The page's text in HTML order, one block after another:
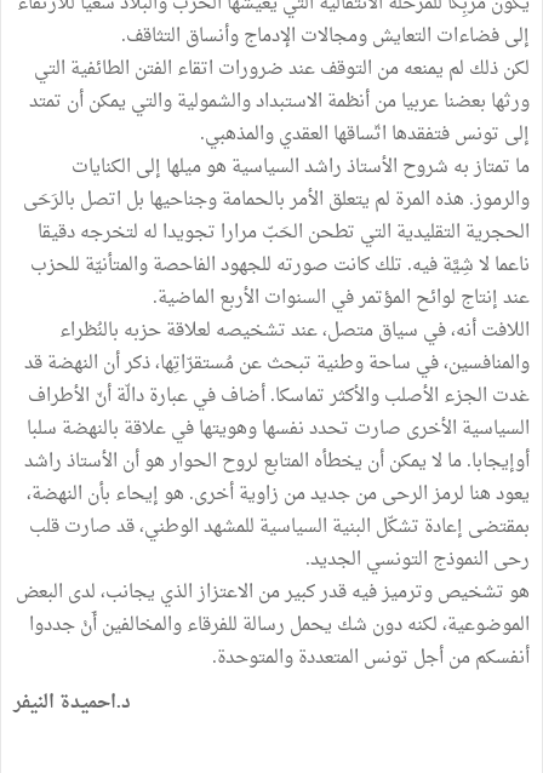
إلى فضاءات التعايش ومجالات الإدماج وأنساق التثاقف.
لكن ذلك لم يمنعه من التوقف عند ضرورات اتقاء الفتن الطائفية التي
ورثها بعضنا عربيا من أنظمة الاستبداد والشمولية والتي يمكن أن تمتد
إلى تونس فتفقدها اتّساقها العقدي والمذهبي.
ما تمتاز به شروح الأستاذ راشد السياسية هو ميلها إلى الكنايات
والرموز. هذه المرة لم يتعلق الأمر بالحمامة وجناحيها بل اتصل بالرَحَى
الحجرية التقليدية التي تطحن الحَبّ مرارا تجويدا له لتخرجه دقيقا
ناعما لا شِيَّة فيه. تلك كانت صورته للجهود الفاحصة والمتأنيّة للحزب
عند إنتاج لوائح المؤتمر في السنوات الأربع الماضية.
اللافت أنه، في سياق متصل، عند تشخيصه لعلاقة حزبه بالنُظراء
والمنافسين، في ساحة وطنية تبحث عن مُستقرّاتِها، ذكر أن النهضة قد
غدت الجزء الأصلب والأكثر تماسكا. أضاف في عبارة دالّة أنّ الأطراف
السياسية الأخرى صارت تحدد نفسها وهويتها في علاقة بالنهضة سلبا
أوإيجابا. ما لا يمكن أن يخطأه المتابع لروح الحوار هو أن الأستاذ راشد
يعود هنا لرمز الرحى من جديد من زاوية أخرى. هو إيحاء بأن النهضة،
بمقتضى إعادة تشكّل البنية السياسية للمشهد الوطني، قد صارت قلب
رحى النموذج التونسي الجديد.
هو تشخيص وترميز فيه قدر كبير من الاعتزاز الذي يجانب، لدى البعض
الموضوعية، لكنه دون شك يحمل رسالة للفرقاء والمخالفين أَنْ جددوا
أنفسكم من أجل تونس المتعددة والمتوحدة.
د.احميدة النيفر